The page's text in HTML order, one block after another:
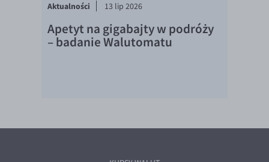
Aktualności 13 lip 2026
Apetyt na gigabajty w podróży
– badanie Walutomatu